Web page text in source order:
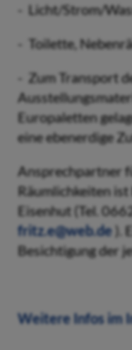
- Licht/Strom/
- Toilette,
- Zum Transport
Europaletten
eine ebenerdige
Ansprechpartner
Räumlichkeiten
Eisenhut (Tel.
fritz.e@web.de ).
Besichtigung der
Weitere Infos im